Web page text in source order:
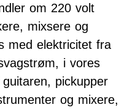
om 220 volt
mixsere og
med elektricitet fra
i vores
pickupper
og mixere,